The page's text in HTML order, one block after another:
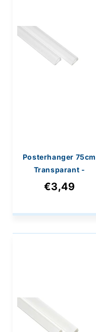
Posterhanger 75cm
Transparant -
Posterstrips met
Ophangoog
€3,49